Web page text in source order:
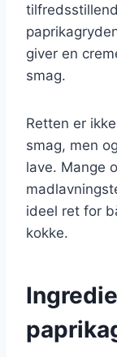
giver en
smag.
Retten er
smag, men
lave. Mange
ideel ret for
kokke.